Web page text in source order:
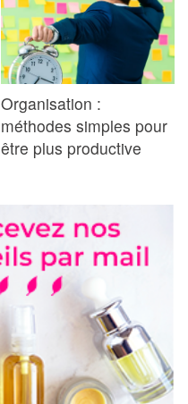
Organisation :
méthodes simples pour
être plus productive